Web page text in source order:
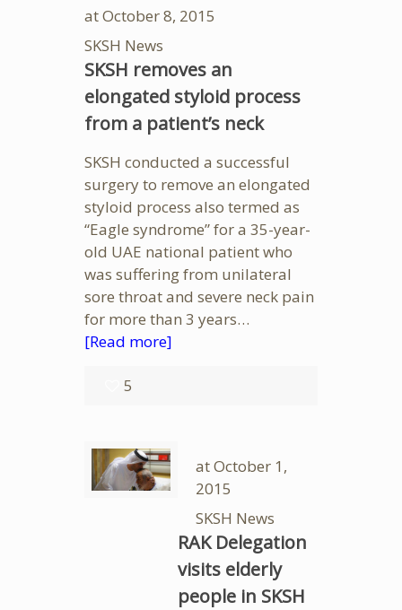
atOctober 8, 2015
SKSH News
SKSH removes an
elongated styloid process
from a patient’s neck
SKSH conducted a successful
surgery to remove an elongated
styloid process also termed as
“Eagle syndrome” for a 35-year-
old UAE national patient who
was suffering from unilateral
sore throat and severe neck pain
for more than 3 years…
[Read more]
5
atOctober 1,
2015
SKSH News
RAK Delegation
visits elderly
people in SKSH